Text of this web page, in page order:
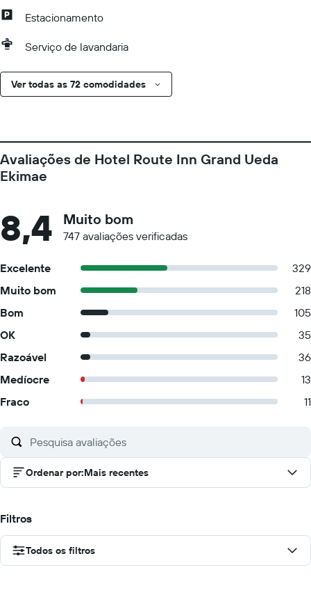
Estacionamento
Serviço de lavandaria
Ver todas as 72 comodidades
Avaliações de Hotel Route Inn Grand Ueda
Ekimae
8,4 Muito bom
747 avaliações verificadas
Excelente
329
Muito bom
218
Bom
105
OK
35
Razoável
36
Medíocre
13
Fraco
11
Ordenar por:Mais recentes
Filtros
Todos os filtros